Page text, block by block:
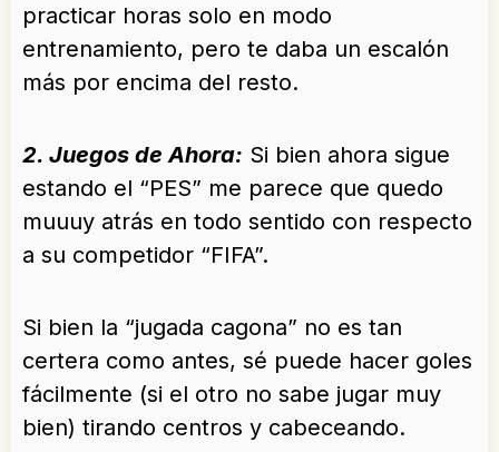
practicar horas solo en modo
entrenamiento, pero te daba un escalón
más por encima del resto.
2. Juegos de Ahora: Si bien ahora sigue
estando el “PES” me parece que quedo
muuuy atrás en todo sentido con respecto
a su competidor “FIFA”.
Si bien la “jugada cagona” no es tan
certera como antes, sé puede hacer goles
fácilmente (si el otro no sabe jugar muy
bien) tirando centros y cabeceando.